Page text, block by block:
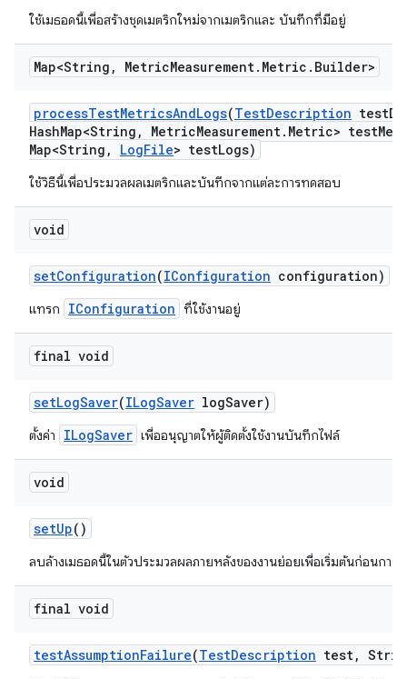
ใช้เมธอดนี้เพื่อสร้างชุดเมตริกใหม่จากเมตริกและ บันทึกที่มีอยู่
Map<String , MetricMeasurement. Metric . Builder>
processTestMetricsAndLogs(TestDescription test
HashMap<String , MetricMeasurement. Metric> test
Map<String , LogFile> testLogs)
ใช้วิธีนี้เพื่อประมวลผลเมตริกและบันทึกจากแต่ละการทดสอบ
void
setConfiguration(IConfiguration configuration)
แทรก IConfiguration ที่ใช้งานอยู่
final void
setLogSaver(ILogSaver logSaver)
ตั้งค่า ILogSaver เพื่ออนุญาตให้ผู้ติดตั้งใช้งานบันทึกไฟล์
void
setUp()
ลบล้างเมธอดนี้ในตัวประมวลผลภายหลังของงานย่อยเพื่อเริ่มต้นก่อนการ
final void
testAssumptionFailure(TestDescription test,